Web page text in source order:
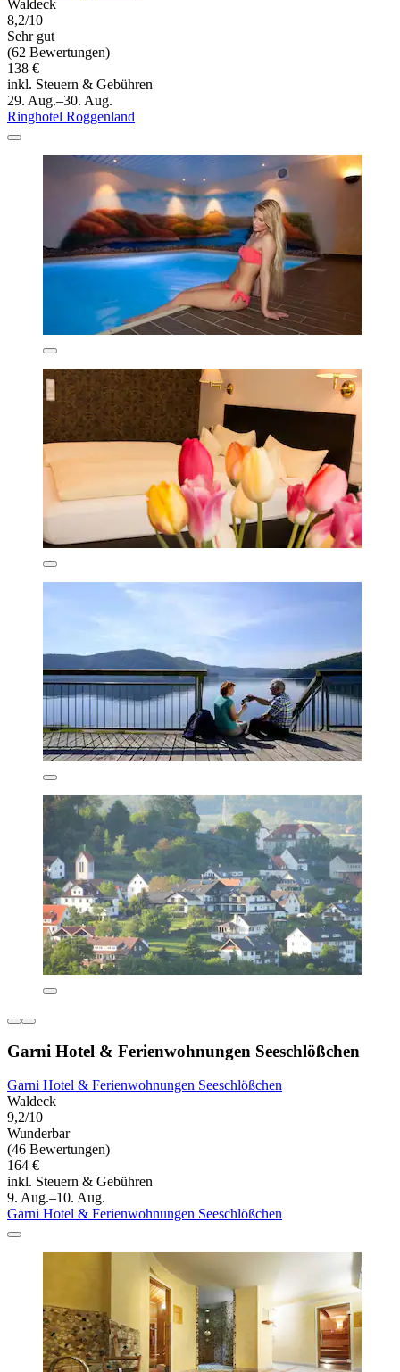
Waldeck
8,2/10
Sehr gut
(62 Bewertungen)
138 €
inkl. Steuern & Gebühren
29. Aug.–30. Aug.
Ringhotel Roggenland
Garni Hotel & Ferienwohnungen Seeschlößchen
Garni Hotel & Ferienwohnungen Seeschlößchen
Waldeck
9,2/10
Wunderbar
(46 Bewertungen)
164 €
inkl. Steuern & Gebühren
9. Aug.–10. Aug.
Garni Hotel & Ferienwohnungen Seeschlößchen